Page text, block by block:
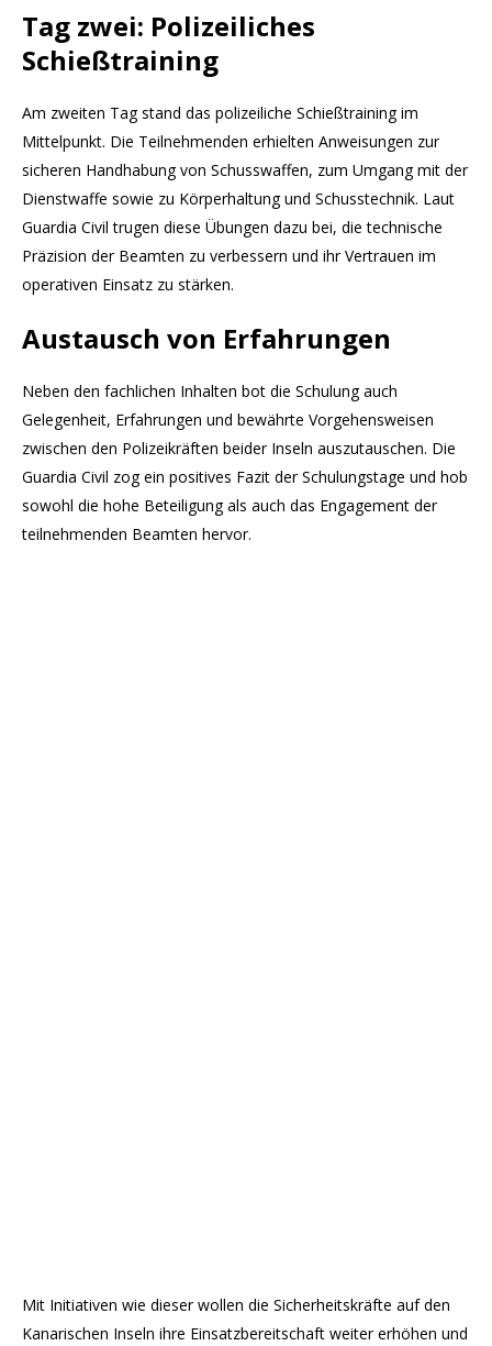
Tag zwei: Polizeiliches
Schießtraining
Am zweiten Tag stand das polizeiliche Schießtraining im
Mittelpunkt. Die Teilnehmenden erhielten Anweisungen zur
sicheren Handhabung von Schusswaffen, zum Umgang mit der
Dienstwaffe sowie zu Körperhaltung und Schusstechnik. Laut
Guardia Civil trugen diese Übungen dazu bei, die technische
Präzision der Beamten zu verbessern und ihr Vertrauen im
operativen Einsatz zu stärken.
Austausch von Erfahrungen
Neben den fachlichen Inhalten bot die Schulung auch
Gelegenheit, Erfahrungen und bewährte Vorgehensweisen
zwischen den Polizeikräften beider Inseln auszutauschen. Die
Guardia Civil zog ein positives Fazit der Schulungstage und hob
sowohl die hohe Beteiligung als auch das Engagement der
teilnehmenden Beamten hervor.
Mit Initiativen wie dieser wollen die Sicherheitskräfte auf den
Kanarischen Inseln ihre Einsatzbereitschaft weiter erhöhen und